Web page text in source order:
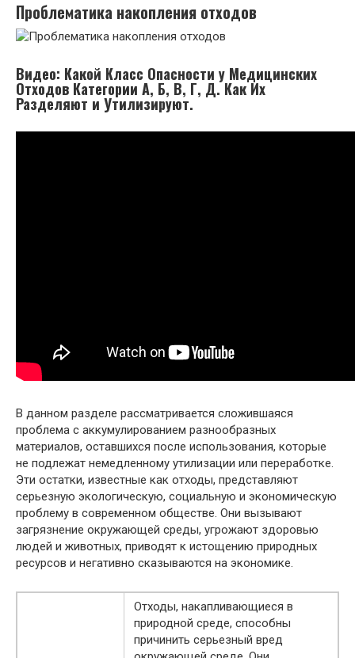
Проблематика накопления отходов
Видео: Какой Класс Опасности у Медицинских
Отходов Категории А, Б, В, Г, Д. Как Их
Разделяют и Утилизируют.
В данном разделе рассматривается сложившаяся
проблема с аккумулированием разнообразных
материалов, оставшихся после использования, которые
не подлежат немедленному утилизации или переработке.
Эти остатки, известные как отходы, представляют
серьезную экологическую, социальную и экономическую
проблему в современном обществе. Они вызывают
загрязнение окружающей среды, угрожают здоровью
людей и животных, приводят к истощению природных
ресурсов и негативно сказываются на экономике.
Отходы, накапливающиеся в
природной среде, способны
причинить серьезный вред